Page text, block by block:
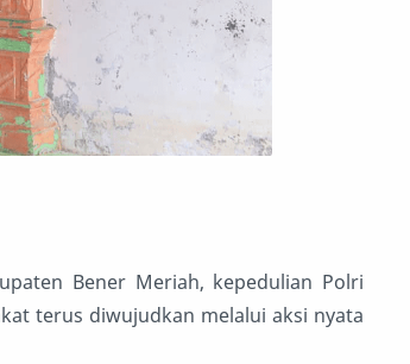
Bener Meriah, kepedulian Polri
terus diwujudkan melalui aksi nyata